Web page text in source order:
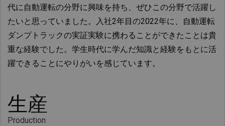
代に自動運転の分野に興味を持ち、ぜひこの分野で活躍し
たいと思っていました。入社2年目の2022年に、自動運転
ダンプトラックの実証実験に携わることができたことは貴
重な経験でした。学生時代に学んだ知識と経験をもとに活
躍できることにやりがいを感じています。
生産
Production